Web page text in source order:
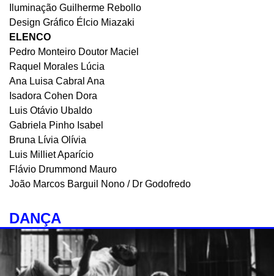
Iluminação Guilherme Rebollo
Design Gráfico Élcio Miazaki
ELENCO
Pedro Monteiro Doutor Maciel
Raquel Morales Lúcia
Ana Luisa Cabral Ana
Isadora Cohen Dora
Luis Otávio Ubaldo
Gabriela Pinho Isabel
Bruna Lívia Olívia
Luis Milliet Aparício
Flávio Drummond Mauro
João Marcos Barguil Nono / Dr Godofredo
DANÇA